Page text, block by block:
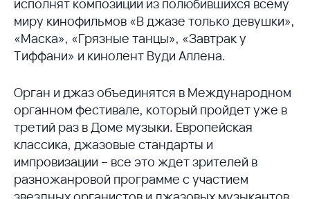
исполнят композиции из полюбившихся всему
миру кинофильмов «В джазе только девушки»,
«Маска», «Грязные танцы», «Завтрак у
Тиффани» и кинолент Вуди Аллена.
Орган и джаз объединятся в Международном
органном фестивале, который пройдет уже в
третий раз в Доме музыки. Европейская
классика, джазовые стандарты и
импровизации – все это ждет зрителей в
разножанровой программе с участием